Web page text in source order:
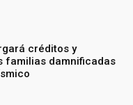
créditos y
familias damnificadas